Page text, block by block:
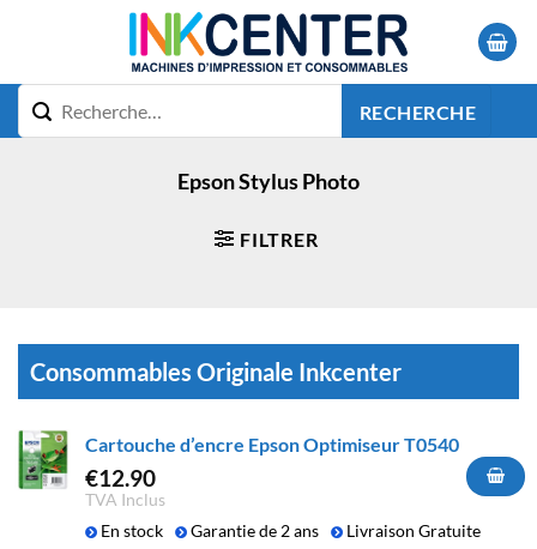
RECHERCHE
Epson Stylus Photo
FILTRER
Consommables Originale Inkcenter
Cartouche d’encre Epson Optimiseur T0540
€12.90
TVA Inclus
En stock
Garantie de 2 ans Livraison Gratuite